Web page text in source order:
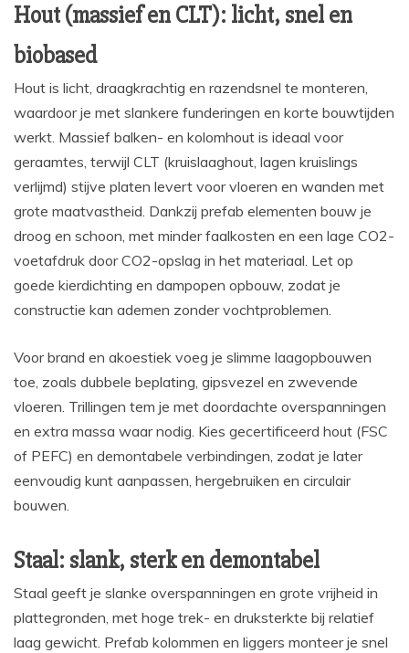
Hout (massief en CLT): licht, snel en
biobased
Hout is licht, draagkrachtig en razendsnel te monteren,
waardoor je met slankere funderingen en korte bouwtijden
werkt. Massief balken- en kolomhout is ideaal voor
geraamtes, terwijl CLT (kruislaaghout, lagen kruislings
verlijmd) stijve platen levert voor vloeren en wanden met
grote maatvastheid. Dankzij prefab elementen bouw je
droog en schoon, met minder faalkosten en een lage CO2-
voetafdruk door CO2-opslag in het materiaal. Let op
goede kierdichting en dampopen opbouw, zodat je
constructie kan ademen zonder vochtproblemen.
Voor brand en akoestiek voeg je slimme laagopbouwen
toe, zoals dubbele beplating, gipsvezel en zwevende
vloeren. Trillingen tem je met doordachte overspanningen
en extra massa waar nodig. Kies gecertificeerd hout (FSC
of PEFC) en demontabele verbindingen, zodat je later
eenvoudig kunt aanpassen, hergebruiken en circulair
bouwen.
Staal: slank, sterk en demontabel
Staal geeft je slanke overspanningen en grote vrijheid in
plattegronden, met hoge trek- en druksterkte bij relatief
laag gewicht. Prefab kolommen en liggers monteer je snel